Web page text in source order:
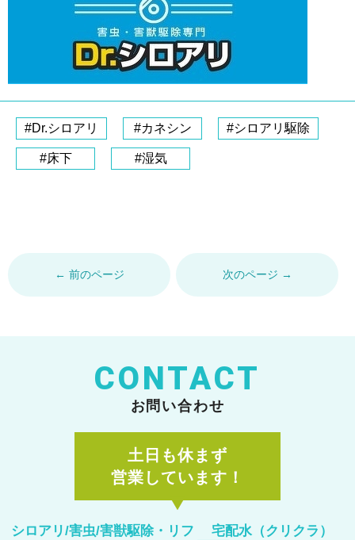
#Dr.シロアリ #カネシン #シロアリ駆除
#床下 #湿気
← 前のページ 次のページ →
CONTACT
お問い合わせ
土日も休まず
営業しています！
シロアリ/害虫/害獣駆除・リフ
宅配水（クリクラ）